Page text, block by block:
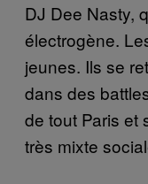
DJ Dee Nasty,
électrogène.
jeunes. Ils se
dans des
de tout Paris et
très mixte